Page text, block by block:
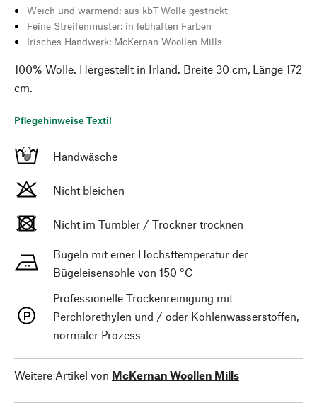
Weich und wärmend: aus kbT-Wolle gestrickt
Feine Streifenmuster: in lebhaften Farben
Irisches Handwerk: McKernan Woollen Mills
100% Wolle. Hergestellt in Irland. Breite 30 cm, Länge 172
cm.
Pflegehinweise Textil
Handwäsche
Nicht bleichen
Nicht im Tumbler / Trockner trocknen
Bügeln mit einer Höchsttemperatur der
Bügeleisensohle von 150 °C
Professionelle Trockenreinigung mit
Perchlorethylen und / oder Kohlenwasserstoffen,
normaler Prozess
Weitere Artikel von McKernan Woollen Mills